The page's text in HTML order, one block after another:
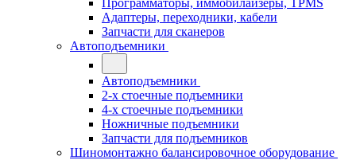
Программаторы, иммобилайзеры, TPMS
Адаптеры, переходники, кабели
Запчасти для сканеров
Автоподъемники
Автоподъемники
2-х стоечные подъемники
4-х стоечные подъемники
Ножничные подъемники
Запчасти для подъемников
Шиномонтажно балансировочное оборудование